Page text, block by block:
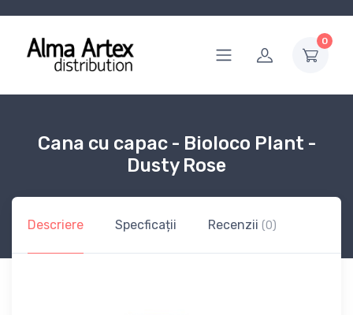
0
Cana cu capac - Bioloco Plant -
Dusty Rose
Descriere Specficații Recenzii (0)